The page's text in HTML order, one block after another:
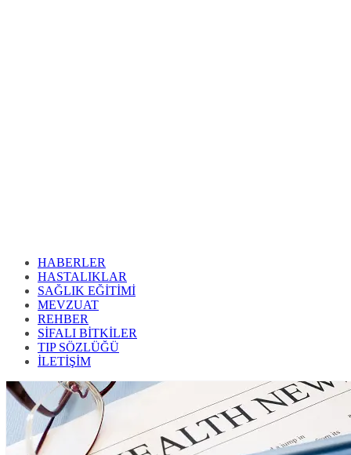
HABERLER
HASTALIKLAR
SAĞLIK EĞİTİMİ
MEVZUAT
REHBER
SİFALI BİTKİLER
TIP SÖZLÜĞÜ
İLETİŞİM